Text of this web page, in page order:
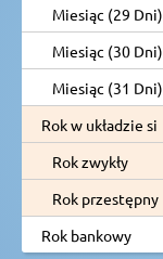
Miesiąc (29 Dni)
Miesiąc (30 Dni)
Miesiąc (31 Dni)
Rok w układzie si
Rok zwykły
Rok przestępny
Rok bankowy